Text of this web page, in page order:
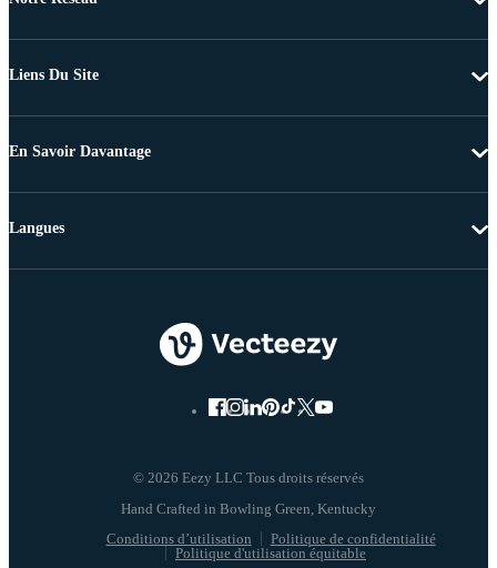
Liens Du Site
En Savoir Davantage
© 2026 Eezy LLC Tous droits réservés
Conditions d’utilisation
Politique de confidentialité
Politique d'utilisation équitable
Langues